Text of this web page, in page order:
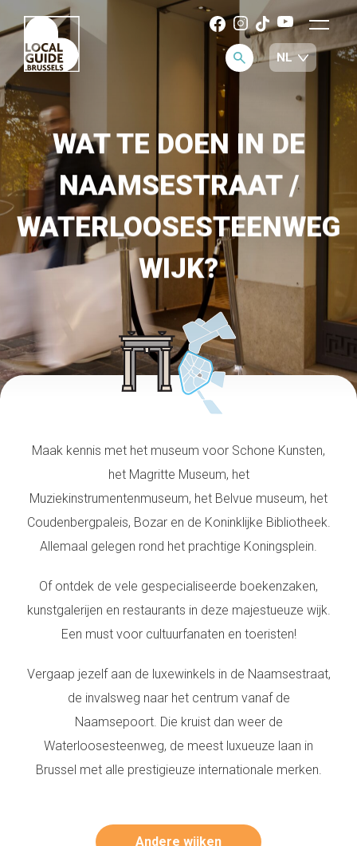
WAT TE DOEN IN DE
NAAMSESTRAAT /
WATERLOOSESTEENWEG
WIJK?
Maak kennis met het museum voor Schone Kunsten,
het Magritte Museum, het
Muziekinstrumentenmuseum, het Belvue museum, het
Coudenbergpaleis, Bozar en de Koninklijke Bibliotheek.
Allemaal gelegen rond het prachtige Koningsplein.
Of ontdek de vele gespecialiseerde boekenzaken,
kunstgalerijen en restaurants in deze majestueuze wijk.
Een must voor cultuurfanaten en toeristen!
Vergaap jezelf aan de luxewinkels in de Naamsestraat,
de invalsweg naar het centrum vanaf de
Naamsepoort. Die kruist dan weer de
Waterloosesteenweg, de meest luxueuze laan in
Brussel met alle prestigieuze internationale merken.
Andere wijken